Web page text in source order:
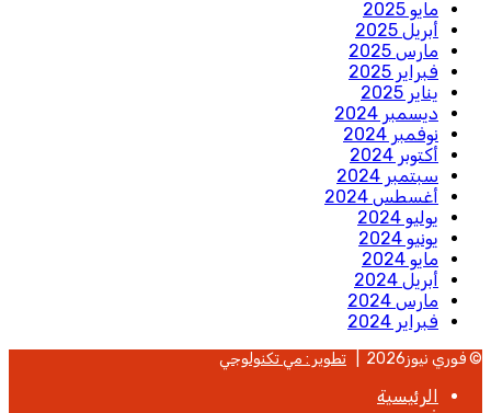
مايو 2025
أبريل 2025
مارس 2025
فبراير 2025
يناير 2025
ديسمبر 2024
نوفمبر 2024
أكتوبر 2024
سبتمبر 2024
أغسطس 2024
يوليو 2024
يونيو 2024
مايو 2024
أبريل 2024
مارس 2024
فبراير 2024
© فوري نيوز2026 | تطوير : مي تكنولوجي
الرئيسية